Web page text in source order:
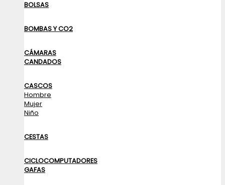
BOLSAS
BOMBAS Y CO2
CÁMARAS
CANDADOS
CASCOS
Hombre
Mujer
Niño
CESTAS
CICLOCOMPUTADORES
GAFAS